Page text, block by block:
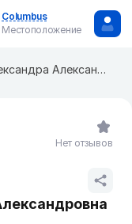
Columbus
Местоположение
Емельянцева Александра Александровна
Нет отзывов